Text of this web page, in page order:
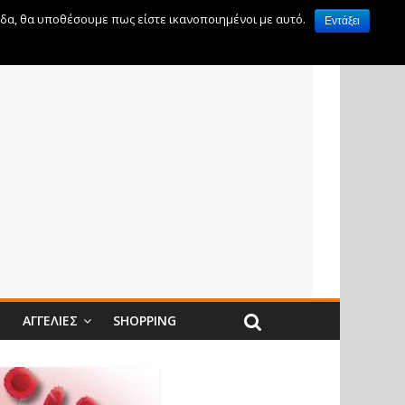
ΑΓΓΕΛΊΕΣ SHOPPING
θα υποθέσουμε πως είστε ικανοποιημένοι με αυτό. Εντάξει